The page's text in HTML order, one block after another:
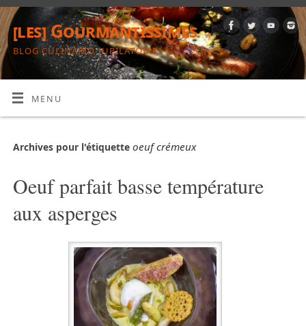
[les] Gourmantissimes
BLOG CULINARIO-JUBILATOIRE
MENU
Archives pour l'étiquette oeuf crémeux
Oeuf parfait basse température
aux asperges